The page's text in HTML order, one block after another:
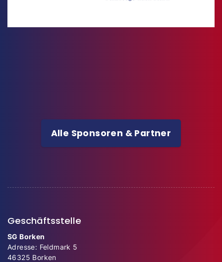
Alle Sponsoren & Partner
Geschäftsstelle
SG Borken
Adresse: Feldmark 5
46325 Borken